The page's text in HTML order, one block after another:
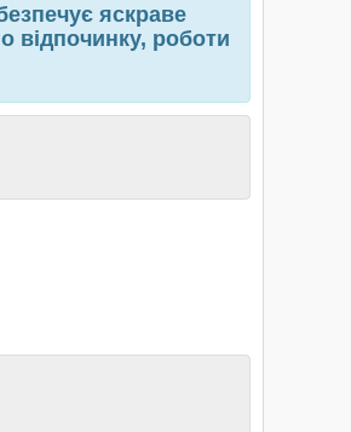
яскраве
відпочинку, роботи